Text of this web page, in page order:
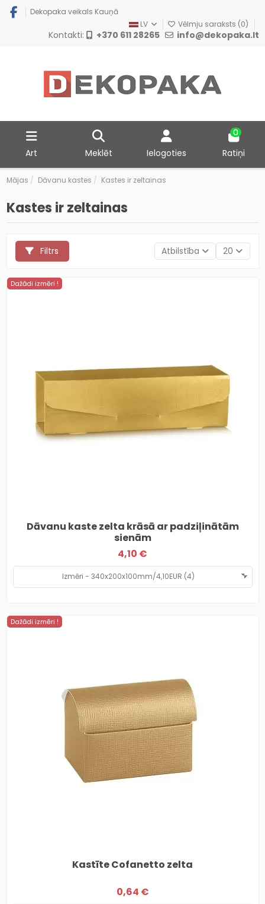
Dekopaka veikals Kauņā
LV
Vēlmju saraksts (0)
Kontakti: +370 611 28265 info@dekopaka.lt
Art Meklēt Ielogoties
0
Ratiņi
Mājas Dāvanu kastes Kastes ir zeltainas
Kastes ir zeltainas
Filtrs Atbilstība 20
Dažādi izmēri !
Dāvanu kaste zelta krāsā ar padziļinātām
sienām
4,10 €
Dažādi izmēri !
Kastīte Cofanetto zelta
0,64 €